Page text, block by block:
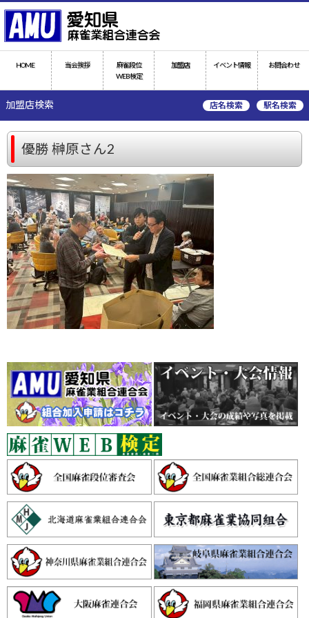
HOME 当会挨拶
麻雀段位
WEB検定
加盟店 イベント情報 お問合わせ
加盟店検索 駅名検索
店名検索
優勝 榊原さん2